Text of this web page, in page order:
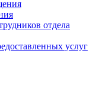
отдела
услуг